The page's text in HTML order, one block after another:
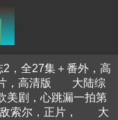
，全27集＋番外，高
，高清版
大陆综
美剧，心跳漏一拍第
索尔，正片，
大